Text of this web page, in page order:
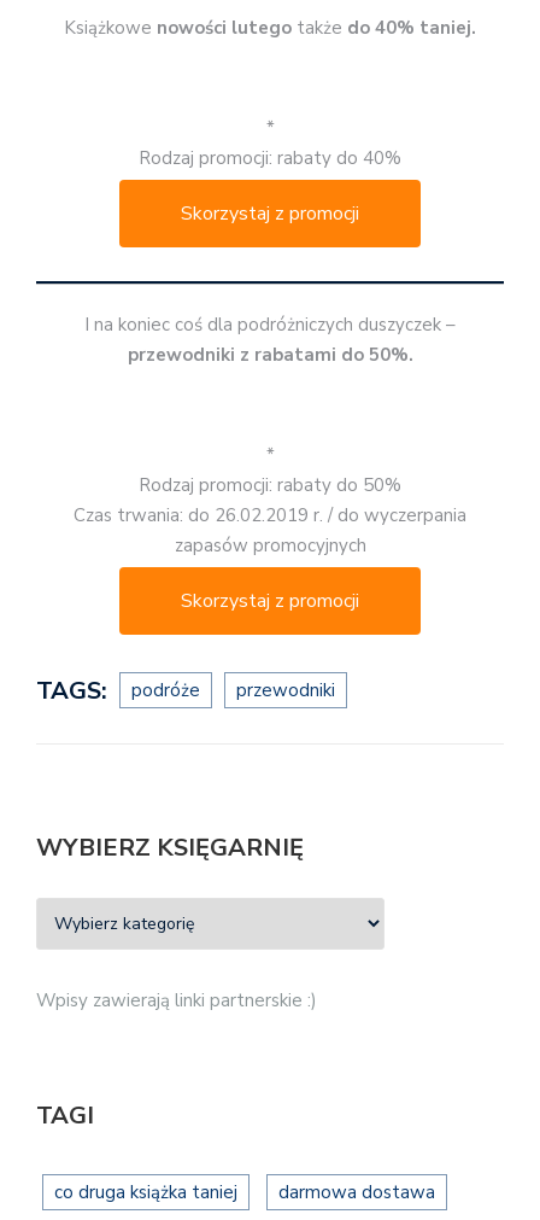
Książkowe nowości lutego także do 40% taniej.
*
Rodzaj promocji: rabaty do 40%
Skorzystaj z promocji
I na koniec coś dla podróżniczych duszyczek –
przewodniki z rabatami do 50%.
*
Rodzaj promocji: rabaty do 50%
Czas trwania: do 26.02.2019 r. / do wyczerpania
zapasów promocyjnych
Skorzystaj z promocji
TAGS: podróże przewodniki
WYBIERZ KSIĘGARNIĘ
Wpisy zawierają linki partnerskie :)
TAGI
co druga książka taniej darmowa dostawa